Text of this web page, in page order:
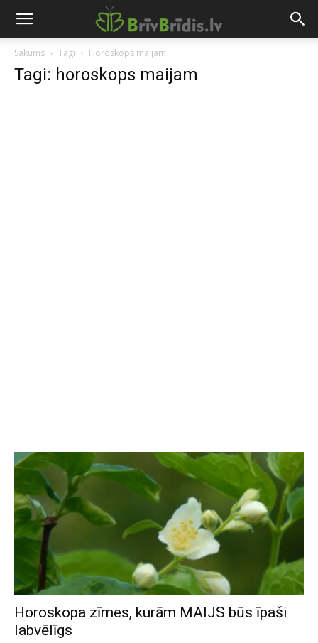
Sākums Tagi Horoskops maijam
Tagi: horoskops maijam
Horoskopa zīmes, kurām MAIJS būs īpaši
labvēlīgs